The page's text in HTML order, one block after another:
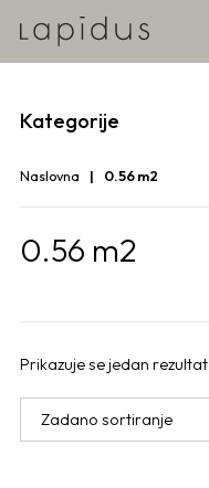
Kategorije
Naslovna 0.56 m2
0.56 m2
Prikazuje se jedan rezultat